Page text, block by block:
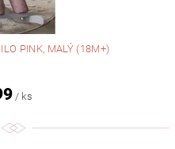
PINK, MALÝ (18M+)
/ ks